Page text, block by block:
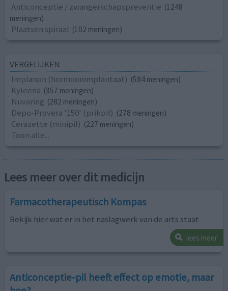
Anticonceptie / zwangerschapspreventie (1248
meningen)
Plaatsen spiraal (102 meningen)
VERGELIJKEN
Implanon (hormoonimplantaat) (584 meningen)
Kyleena (357 meningen)
Nuvaring (282 meningen)
Depo-Provera '150' (prikpil) (278 meningen)
Cerazette (minipil) (227 meningen)
Toon alle...
Lees meer over dit medicijn
Farmacotherapeutisch Kompas
Bekijk hier wat er in het naslagwerk van de arts staat
lees meer
Anticonceptie-pil heeft effect op emotie, maar